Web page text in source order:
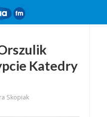
Katedry
Skopiak